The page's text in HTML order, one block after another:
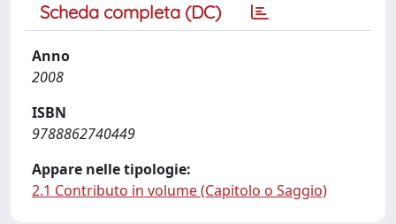
Scheda completa (DC)
Anno
2008
ISBN
9788862740449
Appare nelle tipologie:
2.1 Contributo in volume (Capitolo o Saggio)